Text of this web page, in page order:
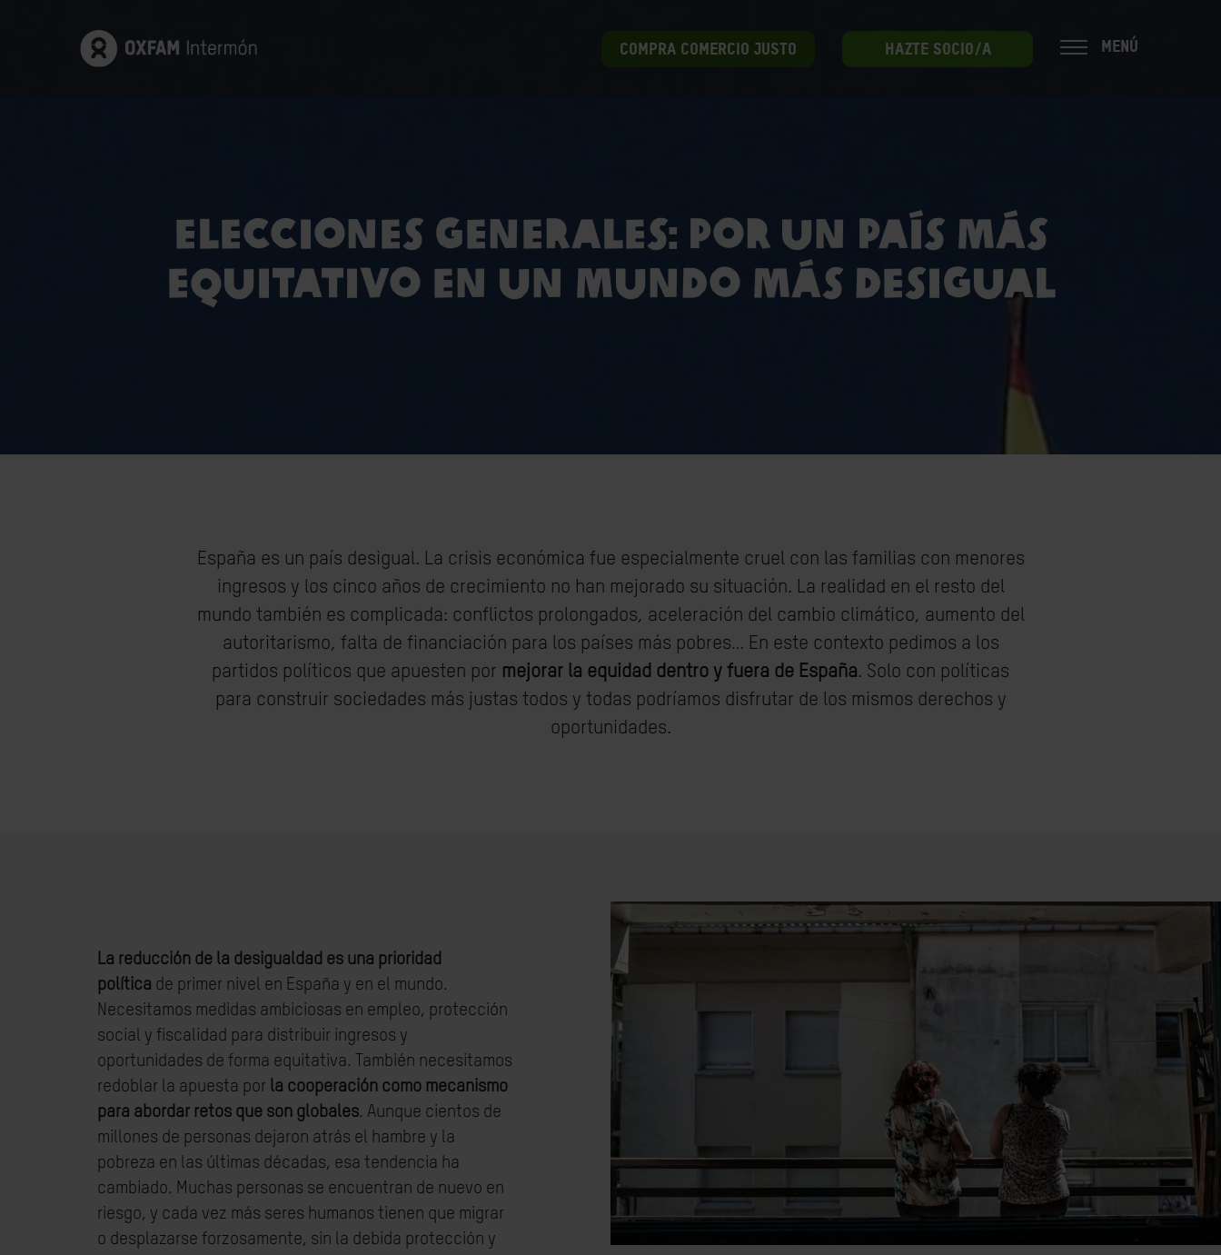
COMPRA COMERCIO JUSTO HAZTE SOCIO/A MENÚ
Elecciones Generales: Por un país más
equitativo en un mundo más desigual
España es un país desigual. La crisis económica fue especialmente cruel con las familias con menores
ingresos y los cinco años de crecimiento no han mejorado su situación. La realidad en el resto del
mundo también es complicada: conflictos prolongados, aceleración del cambio climático, aumento del
autoritarismo, falta de financiación para los países más pobres… En este contexto pedimos a los
partidos políticos que apuesten por mejorar la equidad dentro y fuera de España. Solo con políticas
para construir sociedades más justas todos y todas podríamos disfrutar de los mismos derechos y
oportunidades.
La reducción de la desigualdad es una prioridad
política de primer nivel en España y en el mundo.
Necesitamos medidas ambiciosas en empleo, protección
social y fiscalidad para distribuir ingresos y
oportunidades de forma equitativa. También necesitamos
redoblar la apuesta por la cooperación como mecanismo
para abordar retos que son globales. Aunque cientos de
millones de personas dejaron atrás el hambre y la
pobreza en las últimas décadas, esa tendencia ha
cambiado. Muchas personas se encuentran de nuevo en
riesgo, y cada vez más seres humanos tienen que migrar
o desplazarse forzosamente, sin la debida protección y